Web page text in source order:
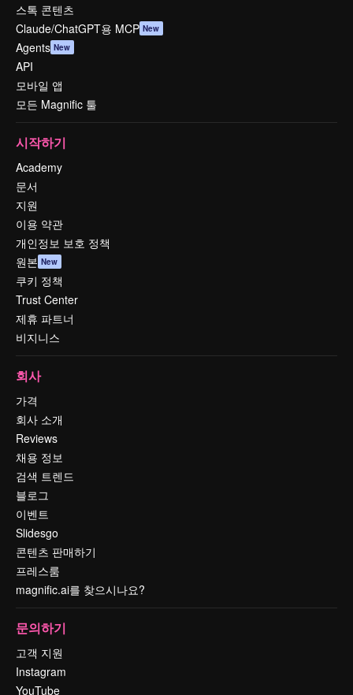
스톡 콘텐츠
Claude/ChatGPT용 MCP New
Agents New
API
모바일 앱
모든 Magnific 툴
시작하기
Academy
문서
지원
이용 약관
개인정보 보호 정책
원본 New
쿠키 정책
Trust Center
제휴 파트너
비지니스
회사
가격
회사 소개
Reviews
채용 정보
검색 트렌드
블로그
이벤트
Slidesgo
콘텐츠 판매하기
프레스룸
magnific.ai를 찾으시나요?
문의하기
고객 지원
Instagram
YouTube